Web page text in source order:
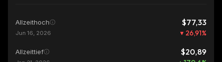
Allzeithoch $77,33
Jun 16, 2026 26,91%
Allzeittief $20,89